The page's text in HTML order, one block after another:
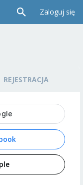
Zaloguj się
REJESTRACJA